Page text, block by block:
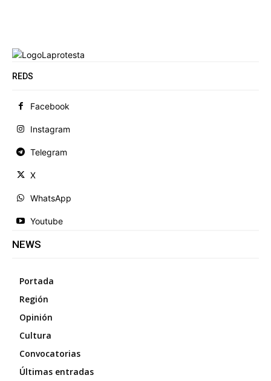
REDS
Facebook
Instagram
Telegram
X
WhatsApp
Youtube
NEWS
Portada
Región
Opinión
Cultura
Convocatorias
Últimas entradas